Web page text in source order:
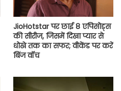
JioHotstar पर छाई 8 एपिसोड्स
की सीरीज, जिसमें दिखा प्यार से
धोखे तक का सफर; वीकेंड पर करें
बिंज वॉच